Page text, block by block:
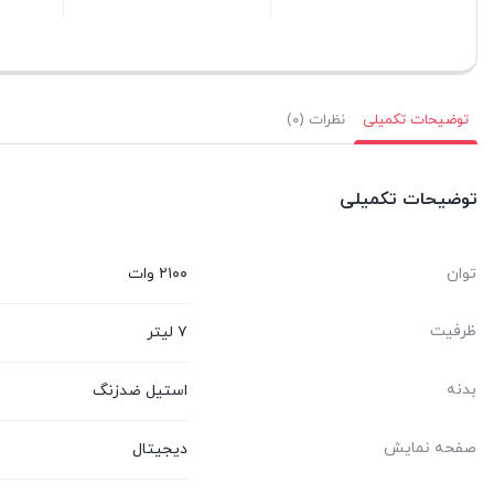
توضیحات تکمیلی نظرات (۰)
توضیحات تکمیلی
توان ۲۱۰۰ وات
ظرفیت ۷ لیتر
بدنه استیل ضدزنگ
صفحه نمایش دیجیتال